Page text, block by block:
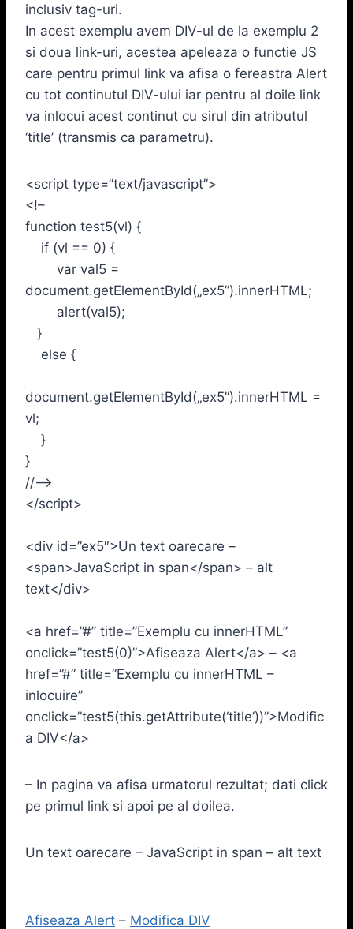
inclusiv tag-uri.
In acest exemplu avem DIV-ul de la exemplu 2
si doua link-uri, acestea apeleaza o functie JS
care pentru primul link va afisa o fereastra Alert
cu tot continutul DIV-ului iar pentru al doile link
va inlocui acest continut cu sirul din atributul
‘title’ (transmis ca parametru).
<script type=”text/javascript”>
<!–
function test5(vl) {
if (vl == 0) {
var val5 =
document.getElementById(„ex5”).innerHTML;
alert(val5);
}
else {
document.getElementById(„ex5”).innerHTML =
vl;
}
}
//–>
</script>
<div id=”ex5″>Un text oarecare –
<span>JavaScript in span</span> – alt
text</div>
<a href=”#” title=”Exemplu cu innerHTML”
onclick=”test5(0)”>Afiseaza Alert</a> – <a
href=”#” title=”Exemplu cu innerHTML –
inlocuire”
onclick=”test5(this.getAttribute(‘title’))”>Modific
a DIV</a>
– In pagina va afisa urmatorul rezultat; dati click
pe primul link si apoi pe al doilea.
Un text oarecare – JavaScript in span – alt text
Afiseaza Alert – Modifica DIV